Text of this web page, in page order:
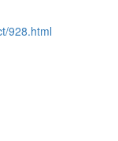
928.html